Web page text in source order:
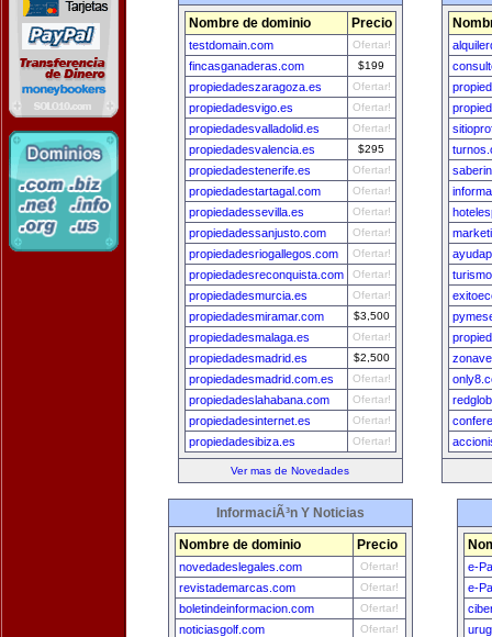
Nombre de dominio Precio
testdomain.com Ofertar!
fincasganaderas.com $199
propiedadeszaragoza.es Ofertar!
propiedadesvigo.es Ofertar!
propiedadesvalladolid.es Ofertar!
propiedadesvalencia.es $295
propiedadestenerife.es Ofertar!
propiedadestartagal.com Ofertar!
propiedadessevilla.es Ofertar!
propiedadessanjusto.com Ofertar!
propiedadesriogallegos.com Ofertar!
propiedadesreconquista.com Ofertar!
propiedadesmurcia.es Ofertar!
propiedadesmiramar.com $3,500
propiedadesmalaga.es Ofertar!
propiedadesmadrid.es $2,500
propiedadesmadrid.com.es Ofertar!
propiedadeslahabana.com Ofertar!
propiedadesinternet.es Ofertar!
propiedadesibiza.es Ofertar!
Ver mas de Novedades
InformaciÃ³n Y Noticias
Nombre de dominio Precio
novedadeslegales.com Ofertar!
revistademarcas.com Ofertar!
boletindeinformacion.com Ofertar!
noticiasgolf.com Ofertar!
e-
e-